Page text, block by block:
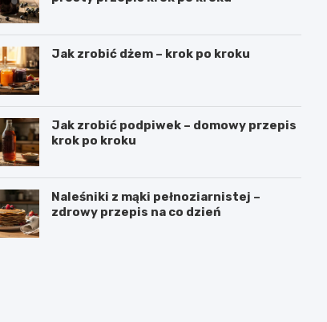
Jak zrobić dżem – krok po kroku
Jak zrobić podpiwek – domowy przepis
krok po kroku
Naleśniki z mąki pełnoziarnistej –
zdrowy przepis na co dzień